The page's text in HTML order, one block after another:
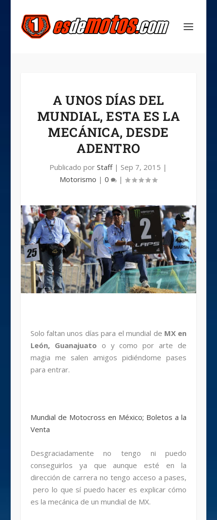
A UNOS DÍAS DEL
MUNDIAL, ESTA ES LA
MECÁNICA, DESDE
ADENTRO
Publicado porStaff| Sep 7, 2015 |
Motorismo |0 |
Solo faltan unos días para el mundial de MX en
León, Guanajuato o y como por arte de
magia me salen amigos pidiéndome pases
para entrar.
Mundial de Motocross en México; Boletos a la
Venta
Desgraciadamente no tengo ni puedo
conseguirlos ya que aunque esté en la
dirección de carrera no tengo acceso a pases,
pero lo que sí puedo hacer es explicar cómo
es la mecánica de un mundial de MX.